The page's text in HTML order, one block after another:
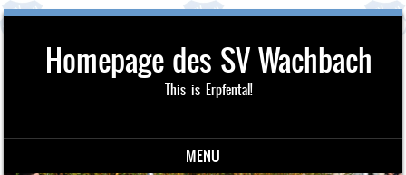
Homepage des SV Wachbach
This is Erpfental!
MENU